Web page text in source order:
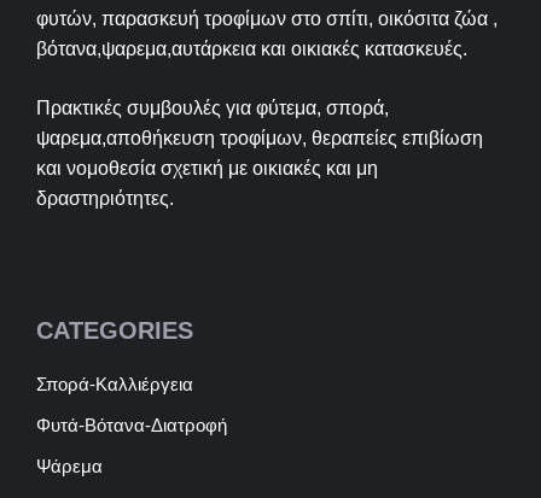
φυτών, παρασκευή τροφίμων στο σπίτι, οικόσιτα ζώα ,
βότανα,ψαρεμα,αυτάρκεια και οικιακές κατασκευές.
Πρακτικές συμβουλές για φύτεμα, σπορά,
ψαρεμα,αποθήκευση τροφίμων, θεραπείες επιβίωση
και νομοθεσία σχετική με οικιακές και μη
δραστηριότητες.
CATEGORIES
Σπορά-Καλλιέργεια
Φυτά-Βότανα-Διατροφή
Ψάρεμα